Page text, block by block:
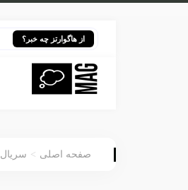
از هاگوارتز چه خبر؟
صفحه اصلی > سریال